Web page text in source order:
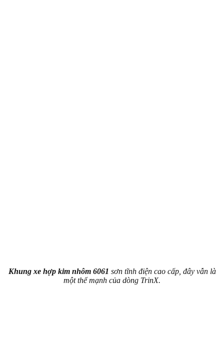
Khung xe hợp kim nhôm 6061 sơn tĩnh điện cao cấp, đây vẫn là
một thế mạnh của dòng TrinX.